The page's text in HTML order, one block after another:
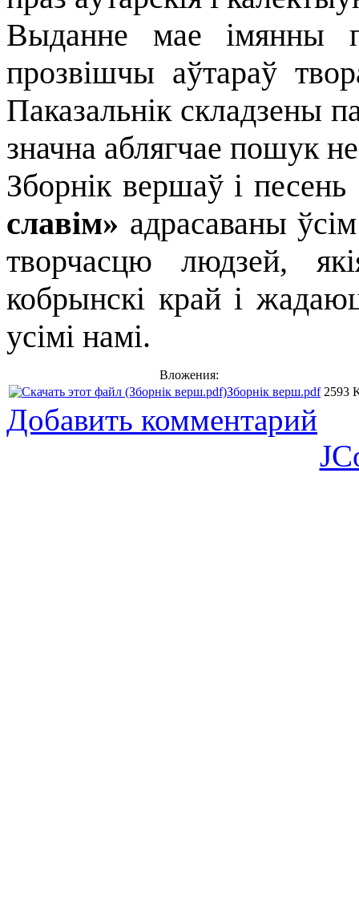
Выданне мае імянны
прозвішчы аўтараў
Паказальнік складзены
значна аблягчае пошук
Зборнік вершаў і песень
славім» адрасаваны
творчасцю людзей,
кобрынскі край і
усімі намі.
Вложения:
Зборнік верш.pdf 2593
Добавить комментарий